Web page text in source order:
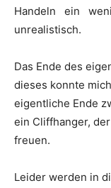
Handeln ein
unrealistisch.
Das Ende des
dieses konnte
eigentliche Ende
ein Cliffhanger,
freuen.
Leider werden in